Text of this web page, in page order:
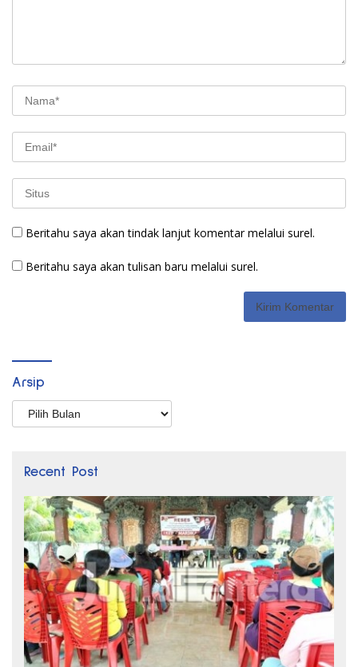
Beritahu saya akan tindak lanjut komentar melalui surel.
Beritahu saya akan tulisan baru melalui surel.
Arsip
Arsip
Recent Post